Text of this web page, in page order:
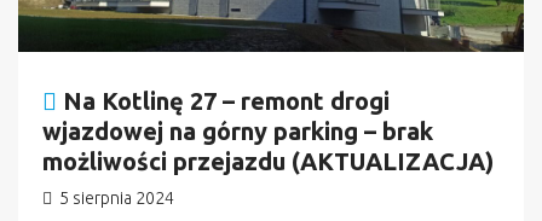
Na Kotlinę 27 – remont drogi
wjazdowej na górny parking – brak
możliwości przejazdu (AKTUALIZACJA)
5 sierpnia 2024